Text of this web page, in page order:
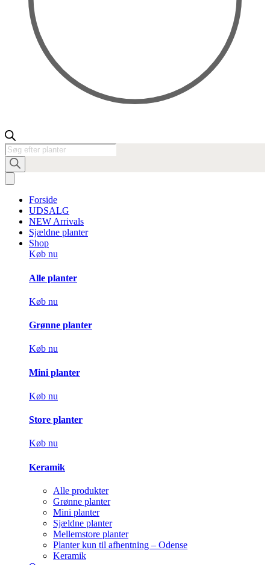
Products
search
Forside
UDSALG
NEW Arrivals
Sjældne planter
Shop
Køb nu
Alle planter
Køb nu
Grønne planter
Køb nu
Mini planter
Køb nu
Store planter
Køb nu
Keramik
Alle produkter
Grønne planter
Mini planter
Sjældne planter
Mellemstore planter
Planter kun til afhentning – Odense
Keramik